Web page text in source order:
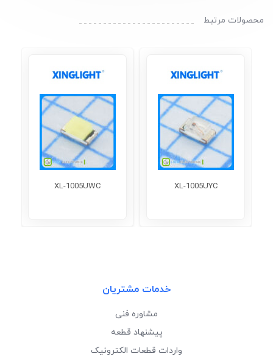
محصولات مرتبط
XL-1005UYC
XL-1005UWC
خدمات مشتریان
مشاوره فنی
پیشنهاد قطعه
واردات قطعات الکترونیک